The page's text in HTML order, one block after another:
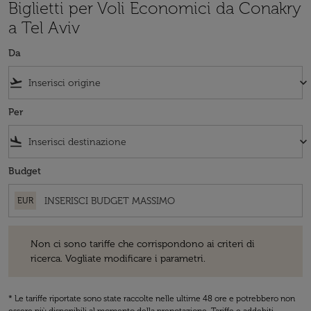
Biglietti per Voli Economici da Conakry
a Tel Aviv
Da
flight_takeoff keyboard_arrow_down
Per
flight_land keyboard_arrow_down
Budget
EUR
Non ci sono tariffe che corrispondono ai criteri di
ricerca. Vogliate modificare i parametri.
* Le tariffe riportate sono state raccolte nelle ultime 48 ore e potrebbero non